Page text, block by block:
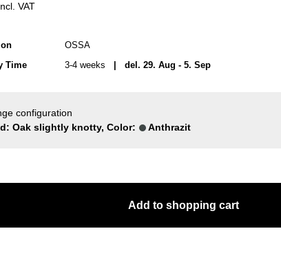
VAT
OSSA
Time
3-4 weeks | del. 29. Aug - 5. Sep
configuration
Oak slightly knotty, Color:
Anthrazit
Add to shopping cart